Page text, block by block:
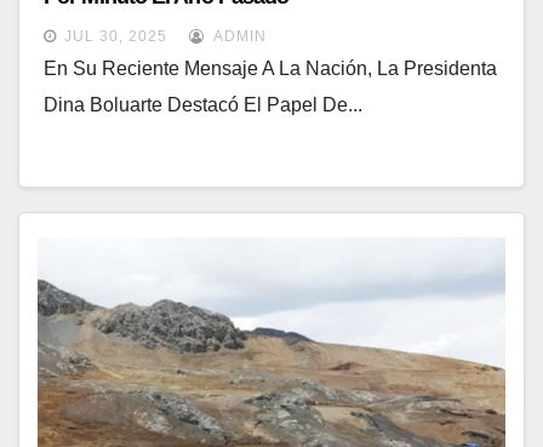
JUL 30, 2025 ADMIN
En Su Reciente Mensaje A La Nación, La Presidenta
Dina Boluarte Destacó El Papel De...